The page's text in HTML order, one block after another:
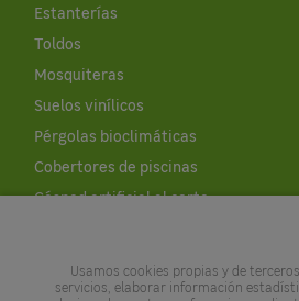
Estanterías
Toldos
Mosquiteras
Suelos vinílicos
Pérgolas bioclimáticas
Cobertores de piscinas
Césped artificial al corte
Empresa
Usamos cookies propias y de
servicios, elaborar información